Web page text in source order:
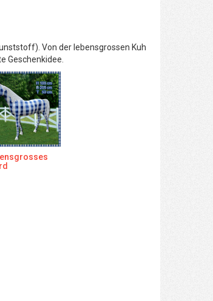
Von der lebensgrossen Kuh
Geschenkidee.